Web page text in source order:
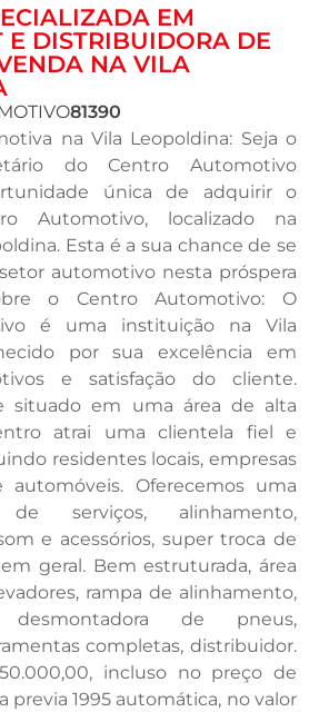
EM
E DISTRIBUIDORA DE
NA VILA
81390
na Vila Leopoldina: Seja o
do Centro Automotivo
única de adquirir o
Automotivo, localizado na
Esta é a sua chance de se
automotivo nesta próspera
o Centro Automotivo: O
é uma instituição na Vila
por sua excelência em
e satisfação do cliente.
situado em uma área de alta
atrai uma clientela fiel e
residentes locais, empresas
Oferecemos uma
serviços, alinhamento,
e acessórios, super troca de
geral. Bem estruturada, área
rampa de alinhamento,
de pneus,
completas, distribuidor.
incluso no preço de
previa 1995 automática, no valor